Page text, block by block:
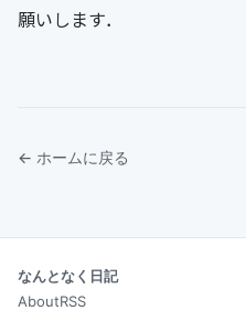
願いします．
← ホームに戻る
なんとなく日記
AboutRSS